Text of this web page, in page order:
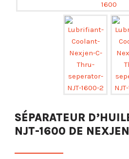
SÉPARATEUR
NJT-1600 DE NEXJEN